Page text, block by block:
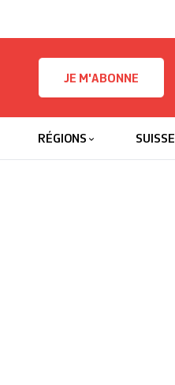
JE M'ABONNE
RÉGIONS SUISSE